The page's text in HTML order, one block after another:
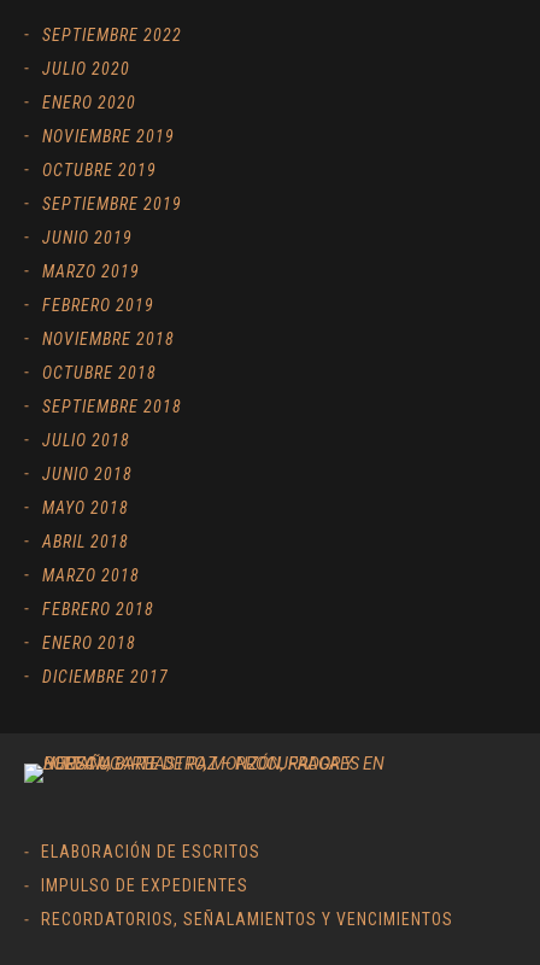
SEPTIEMBRE 2022
JULIO 2020
ENERO 2020
NOVIEMBRE 2019
OCTUBRE 2019
SEPTIEMBRE 2019
JUNIO 2019
MARZO 2019
FEBRERO 2019
NOVIEMBRE 2018
OCTUBRE 2018
SEPTIEMBRE 2018
JULIO 2018
JUNIO 2018
MAYO 2018
ABRIL 2018
MARZO 2018
FEBRERO 2018
ENERO 2018
DICIEMBRE 2017
ELABORACIÓN DE ESCRITOS
IMPULSO DE EXPEDIENTES
RECORDATORIOS, SEÑALAMIENTOS Y VENCIMIENTOS